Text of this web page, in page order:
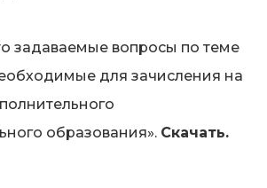
задаваемые вопросы по теме
для зачисления на
образования». Скачать.